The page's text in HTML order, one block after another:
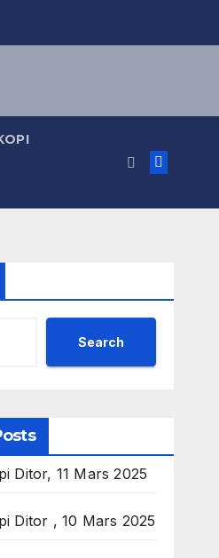
Search
Ditor, 11 Mars 2025
Ditor , 10 Mars 2025